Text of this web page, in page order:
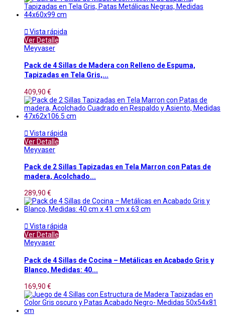
 Vista rápida
Ver Detalle
Meyvaser
Pack de 4 Sillas de Madera con Relleno de Espuma,
Tapizadas en Tela Gris,...
409,90 €
 Vista rápida
Ver Detalle
Meyvaser
Pack de 2 Sillas Tapizadas en Tela Marron con Patas de
madera, Acolchado...
289,90 €
 Vista rápida
Ver Detalle
Meyvaser
Pack de 4 Sillas de Cocina – Metálicas en Acabado Gris y
Blanco, Medidas: 40...
169,90 €